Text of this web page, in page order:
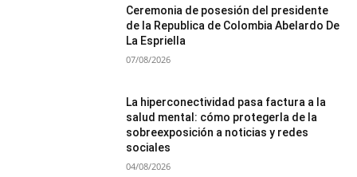
Ceremonia de posesión del presidente
de la Republica de Colombia Abelardo De
La Espriella
07/08/2026
La hiperconectividad pasa factura a la
salud mental: cómo protegerla de la
sobreexposición a noticias y redes
sociales
04/08/2026